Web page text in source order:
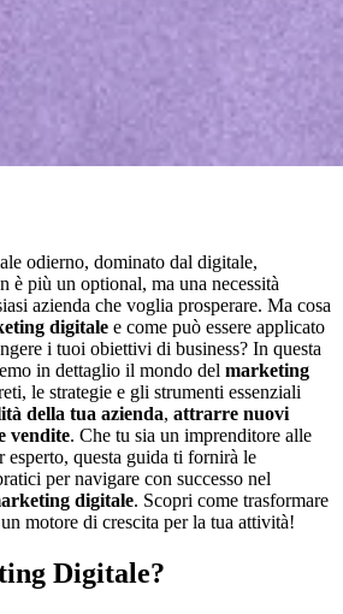
odierno, dominato dal digitale,
è più un optional, ma una necessità
azienda che voglia prosperare. Ma cosa
digitale e come può essere applicato
i tuoi obiettivi di business? In questa
in dettaglio il mondo del marketing
le strategie e gli strumenti essenziali
della tua azienda, attrarre nuovi
vendite. Che tu sia un imprenditore alle
esperto, questa guida ti fornirà le
per navigare con successo nel
digitale. Scopri come trasformare
motore di crescita per la tua attività!
Digitale?